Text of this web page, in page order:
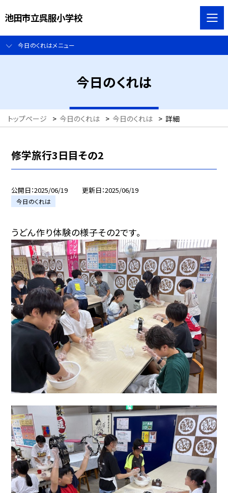
池田市立呉服小学校
今日のくれはメニュー
今日のくれは
トップページ > 今日のくれは > 今日のくれは > 詳細
修学旅行3日目その2
公開日 2025/06/19 更新日 2025/06/19
今日のくれは
うどん作り体験の様子その2です。